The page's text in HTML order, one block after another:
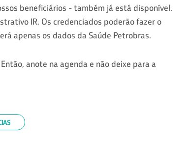
beneficiários - também já está disponível.
IR. Os credenciados poderão fazer o
apenas os dados da Saúde Petrobras.
anote na agenda e não deixe para a